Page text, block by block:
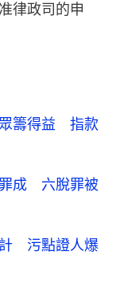
律政司的申
籌得益 指款
罪成 六脫罪被
計 污點證人爆